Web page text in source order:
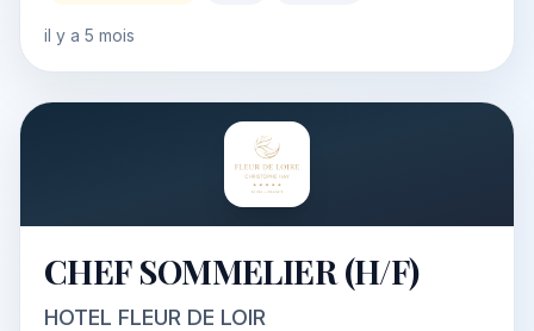
il y a 5 mois
CHEF SOMMELIER (H/F)
HOTEL FLEUR DE LOIR